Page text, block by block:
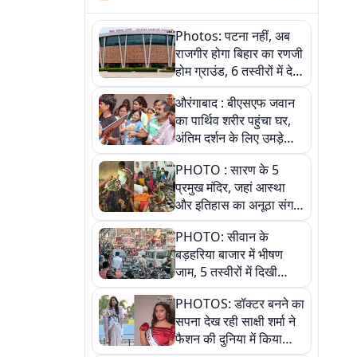
Photos: पटना नहीं, अब
राजगीर होगा बिहार का रणजी
होम ग्राउंड, 6 तस्वीरों में देखें
नए स्टेडियम की पूरी कहानी
औरंगाबाद : बीएसएफ जवान
का पार्थिव शरीर पहुंचा घर,
अंतिम दर्शन के लिए उमड़े
लोग
PHOTO : सारण के 5
प्रमुख मंदिर, जहां आस्था
और इतिहास का अनूठा संगम,
तस्वीरों में जानिए
PHOTO: सीवान के
बड़हरिया बाजार में भीषण
जाम, 5 तस्वीरों में दिखी
अव्यवस्था
PHOTOS: डॉक्टर बनने का
सपना देख रही साक्षी शर्मा ने
फैशन की दुनिया में किया